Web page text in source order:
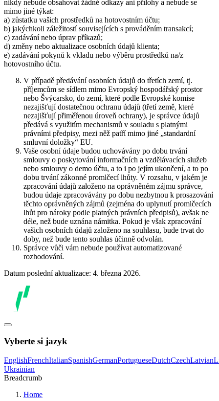
nikdy nebude obsahovat žádné odkazy ani přílohy a nebude se
mimo jiné týkat:
a) zůstatku vašich prostředků na hotovostním účtu;
b) jakýchkoli záležitostí souvisejících s prováděním transakcí;
c) zadávání nebo úprav příkazů;
d) změny nebo aktualizace osobních údajů klienta;
e) zadávání pokynů k vkladu nebo výběru prostředků na/z
hotovostního účtu.
V případě předávání osobních údajů do třetích zemí, tj.
příjemcům se sídlem mimo Evropský hospodářský prostor
nebo Švýcarsko, do zemí, které podle Evropské komise
nezajišťují dostatečnou ochranu údajů (třetí země, které
nezajišťují přiměřenou úroveň ochrany), je správce údajů
předává s využitím mechanismů v souladu s platnými
právními předpisy, mezi něž patří mimo jiné „standardní
smluvní doložky“ EU.
Vaše osobní údaje budou uchovávány po dobu trvání
smlouvy o poskytování informačních a vzdělávacích služeb
nebo smlouvy o demo účtu, a to i po jejím ukončení, a to po
dobu trvání zákonné promlčecí lhůty. V rozsahu, v jakém je
zpracování údajů založeno na oprávněném zájmu správce,
budou údaje zpracovávány po dobu nezbytnou k prosazování
těchto oprávněných zájmů (zejména do uplynutí promlčecích
lhůt pro nároky podle platných právních předpisů), avšak ne
déle, než bude uznána námitka. Pokud je však zpracování
vašich osobních údajů založeno na souhlasu, bude trvat do
doby, než bude tento souhlas účinně odvolán.
Správce vůči vám nebude používat automatizované
rozhodování.
Datum poslední aktualizace: 4. března 2026.
Vyberte si jazyk
EnglishFrenchItalianSpanishGermanPortugueseDutchCzechLatvian
Ukrainian
Breadcrumb
Home